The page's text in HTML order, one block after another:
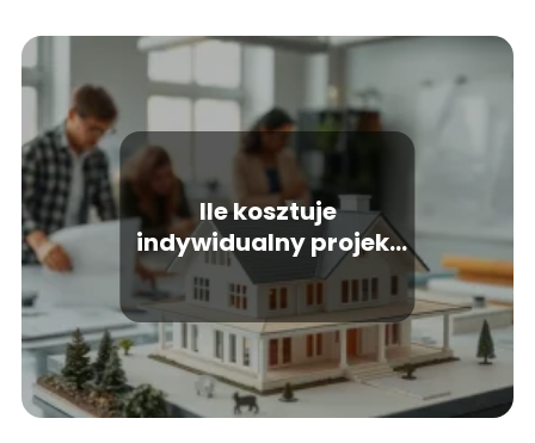
Ile kosztuje
indywidualny projekt
domu? Kluczowe
informacje